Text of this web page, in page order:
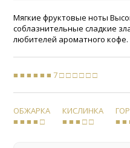
Мягкие фруктовые ноты
соблазнительные сладкие
любителей ароматного кофе.
■ ■ ■ ■ ■ ■ 7 □ □ □ □ □ □
ОБЖАРКА
■ ■ ■ ■ □
КИСЛИНКА
■ ■ ■ □ □
■ ■